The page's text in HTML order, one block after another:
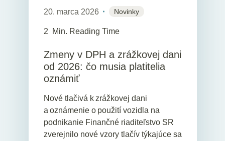
20. marca 2026 Novinky
2 Min. Reading Time
Zmeny v DPH a zrážkovej dani
od 2026: čo musia platitelia
oznámiť
Nové tlačivá k zrážkovej dani
a oznámenie o použití vozidla na
podnikanie Finančné riaditeľstvo SR
zverejnilo nové vzory tlačív týkajúce sa